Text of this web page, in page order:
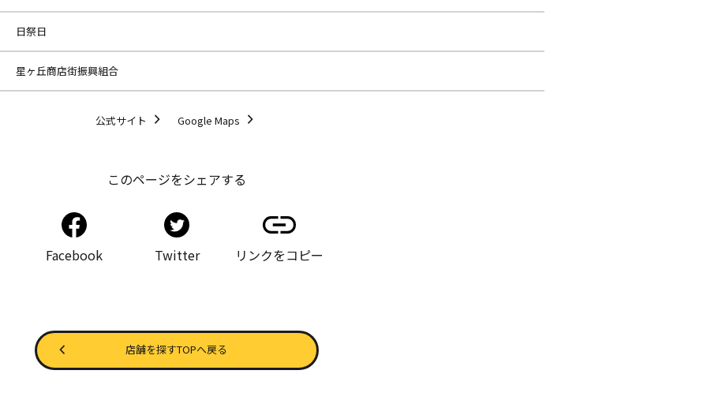
日祭日
星ヶ丘商店街振興組合
公式サイト Google Maps
このページをシェアする
Facebook Twitter リンクをコピー
店舗を探すTOPへ戻る